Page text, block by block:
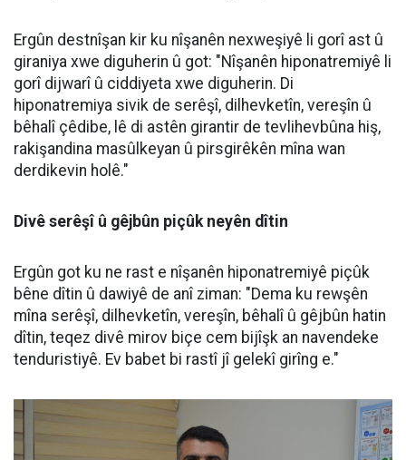
vexwarina rêjeyeke zêde ya avê ji bo tenduristiyê
metirsiyên mezin çêdike û got: "Di carekê de
vexwarina 3 yan 4 lître ava peyvekî dikare metirsiyê
çêbike. Divê mirov vexwarina avê belavî nava tevahiya
rojê bike û bi pîvanekê vexwe."
Ergûn eşkere kir ku hiponatremî ji ber vexwarina zêde
xwînê ya ji binî 135î re dibe sedema hiponatremiyê. Di
dest bi stûrbon û werimînê dikin."
Werimîna şaneyên mejî dikare mirov bixe komayê
Ergûn ragihand ku hiponatremî bi taybetî li ser mejî
metirsiyeke çawa çêdike? Bi taybetî ji ber werimîna
şaneyên mejî, ji gêjbûn û tevlihevbûna hiş heta ketina
komayê dikare rê li ber nexweşiyên pir xirab veke."